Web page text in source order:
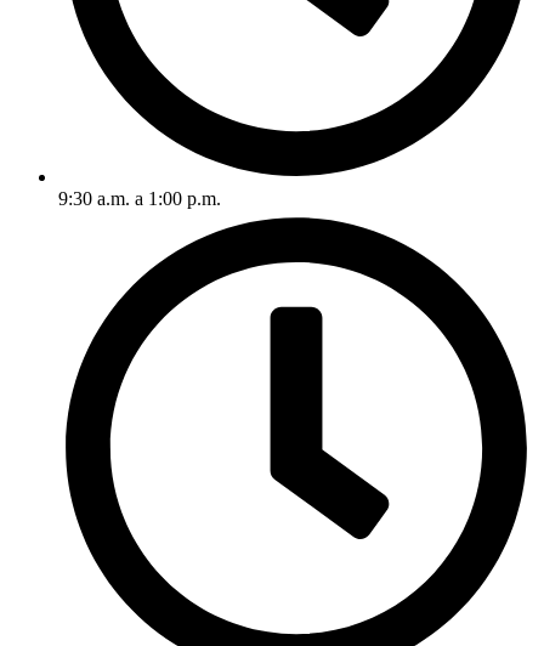
9:30 a.m. a 1:00 p.m.